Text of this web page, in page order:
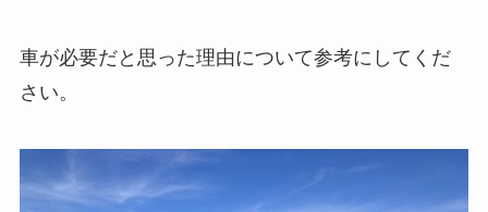
車が必要だと思った理由について参考にしてくだ
さい。